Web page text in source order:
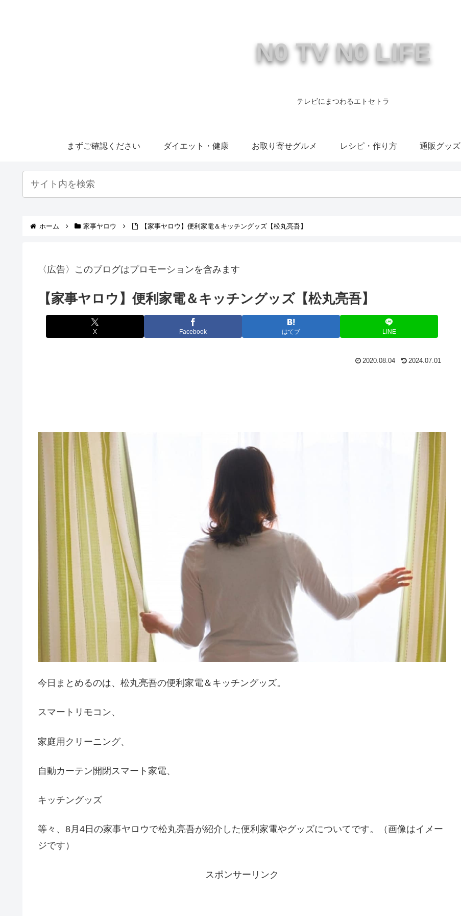
N0 TV N0 LIFE
テレビにまつわるエトセトラ
まずご確認ください ダイエット・健康 お取り寄せグルメ レシピ・作り方 通販グッズ
ホーム 家事ヤロウ 【家事ヤロウ】便利家電＆キッチングッズ【松丸亮吾】
〈広告〉このブログはプロモーションを含みます
【家事ヤロウ】便利家電＆キッチングッズ【松丸亮吾】
X Facebook はてブ LINE
2020.08.04 2024.07.01
今日まとめるのは、松丸亮吾の便利家電＆キッチングッズ。
スマートリモコン、
家庭用クリーニング、
自動カーテン開閉スマート家電、
キッチングッズ
等々、8月4日の家事ヤロウで松丸亮吾が紹介した便利家電やグッズについてです。（画像はイメー
ジです）
スポンサーリンク